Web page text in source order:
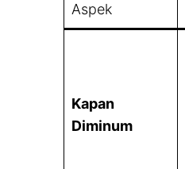
Aspek
Kapan
Diminum